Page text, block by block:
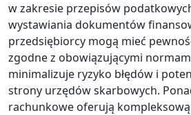
w zakresie przepisów
wystawiania dokumentów
przedsiębiorcy mogą mieć
zgodne z obowiązującymi
minimalizuje ryzyko błędów i
strony urzędów skarbowych.
rachunkowe oferują kompleksową